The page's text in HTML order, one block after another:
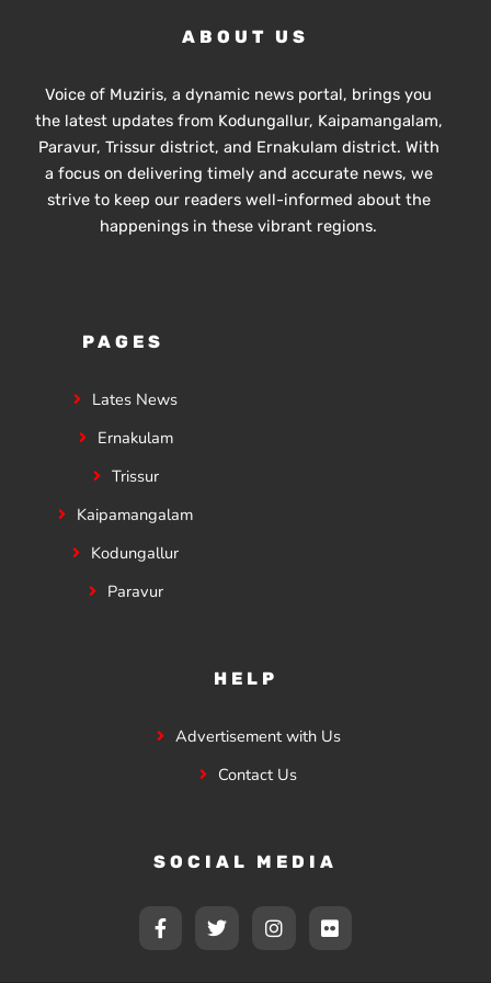
വിദ്യാർഥികൾക്ക് ലഭ്യമാക്കുകയാണ്
ഷംസുദ്ദീൻ
ABOUT US
Voice of Muziris, a dynamic news portal, brings you
the latest updates from Kodungallur, Kaipamangalam,
Paravur, Trissur district, and Ernakulam district. With
a focus on delivering timely and accurate news, we
strive to keep our readers well-informed about the
happenings in these vibrant regions.
PAGES
Lates News
Ernakulam
Trissur
Kaipamangalam
Kodungallur
Paravur
HELP
Advertisement with Us
Contact Us
SOCIAL MEDIA
F
a
T
w
I
n
F
l